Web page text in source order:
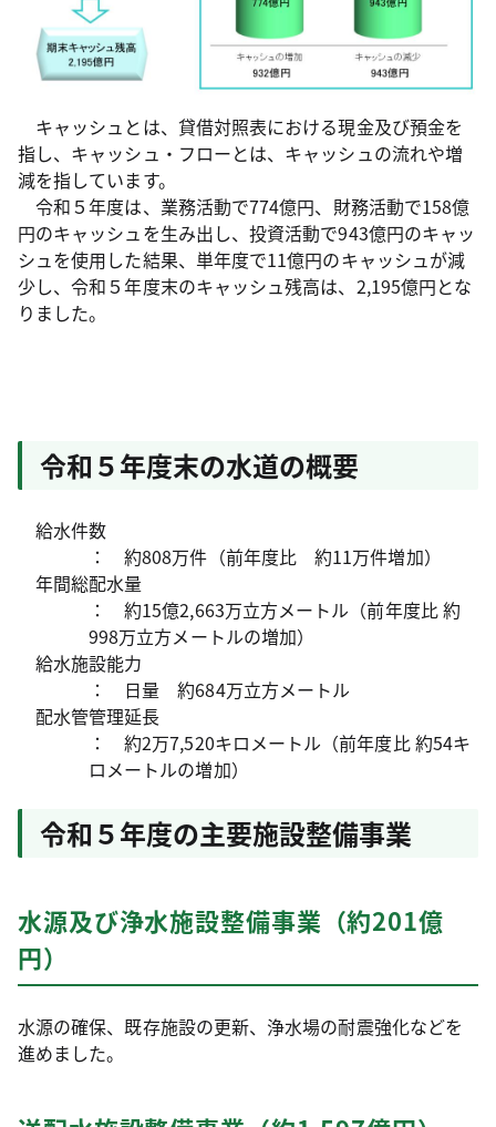
キャッシュとは、貸借対照表における現金及び預金を
指し、キャッシュ・フローとは、キャッシュの流れや増
減を指しています。
令和５年度は、業務活動で774億円、財務活動で158億
円のキャッシュを生み出し、投資活動で943億円のキャッ
シュを使用した結果、単年度で11億円のキャッシュが減
少し、令和５年度末のキャッシュ残高は、2,195億円とな
りました。
令和５年度末の水道の概要
給水件数
：
約808万件（前年度比 約11万件増加）
年間総配水量
：
約15億2,663万立方メートル（前年度比 約
998万立方メートルの増加）
給水施設能力
：
日量
約684万立方メートル
配水管管理延長
：
約2万7,520キロメートル（前年度比 約54キ
ロメートルの増加）
令和５年度の主要施設整備事業
水源及び浄水施設整備事業（約201億
円）
水源の確保、既存施設の更新、浄水場の耐震強化などを
進めました。